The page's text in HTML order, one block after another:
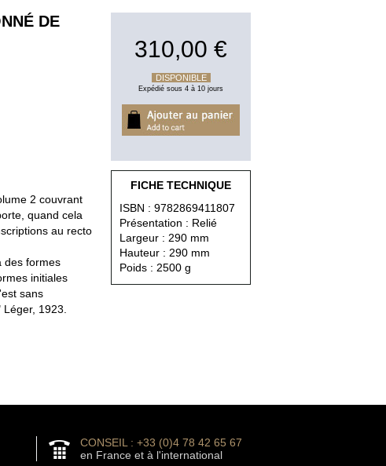
DE
2 couvrant
quand cela
au recto
des formes
initiales
sans
1923.
310,00 €
DISPONIBLE
Expédié sous 4 à 10 jours
FICHE TECHNIQUE
ISBN : 9782869411807
Présentation : Relié
Largeur : 290 mm
Hauteur : 290 mm
Poids : 2500 g
CONSEIL : +33 (0)4 78 42 65 67
en France et à l'international